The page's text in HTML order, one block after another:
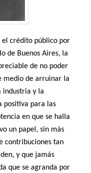
el crédito público por
de Buenos Aires, la
de no poder
medio de arruinar la
industria y la
positiva para las
en que se halla
un papel, sin más
contribuciones tan
y que jamás
que se agranda por